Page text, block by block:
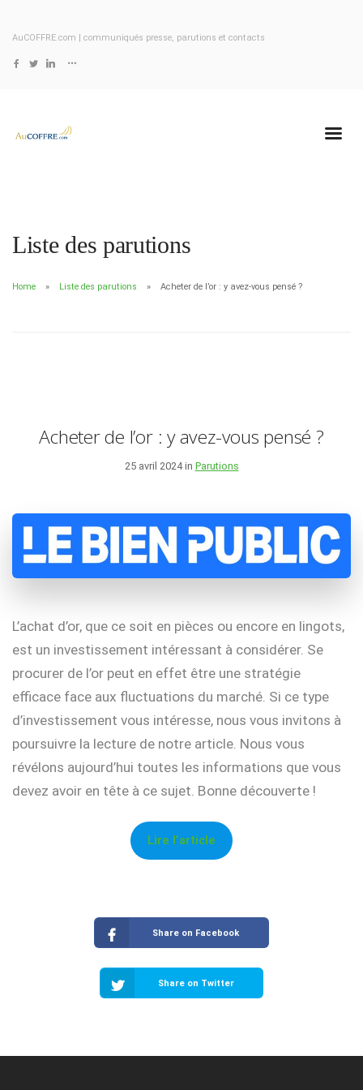
AuCOFFRE.com | communiqués presse, parutions et contacts
Liste des parutions
Home Liste des parutions Acheter de l’or : y avez-vous pensé ?
Acheter de l’or : y avez-vous pensé ?
25 avril 2024 in Parutions
L’achat d’or, que ce soit en pièces ou encore en lingots,
est un investissement intéressant à considérer. Se
procurer de l’or peut en effet être une stratégie
efficace face aux fluctuations du marché. Si ce type
d’investissement vous intéresse, nous vous invitons à
poursuivre la lecture de notre article. Nous vous
révélons aujourd’hui toutes les informations que vous
devez avoir en tête à ce sujet. Bonne découverte !
Lire l’article
Share on Facebook
Share on Twitter